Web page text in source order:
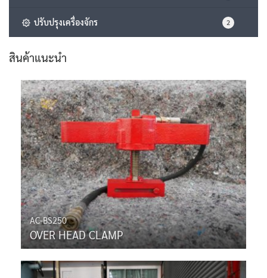
ปรับปรุงเครื่องจักร 2
สินค้าแนะนำ
AC-BS250
OVER HEAD CLAMP